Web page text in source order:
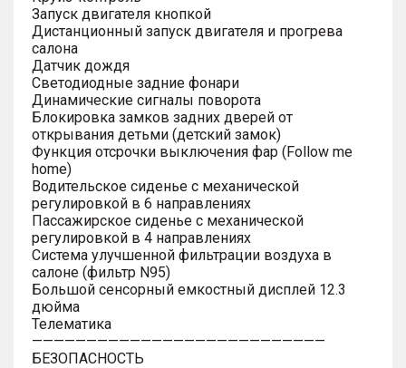
Запуск двигателя кнопкой
Дистанционный запуск двигателя и прогрева
салона
Датчик дождя
Светодиодные задние фонари
Динамические сигналы поворота
Блокировка замков задних дверей от
открывания детьми (детский замок)
Функция отсрочки выключения фар (Follow me
home)
Водительское сиденье с механической
регулировкой в 6 направлениях
Пассажирское сиденье с механической
регулировкой в 4 направлениях
Система улучшенной фильтрации воздуха в
салоне (фильтр N95)
Большой сенсорный емкостный дисплей 12.3
дюйма
Телематика
———————————————————————————
БЕЗОПАСНОСТЬ